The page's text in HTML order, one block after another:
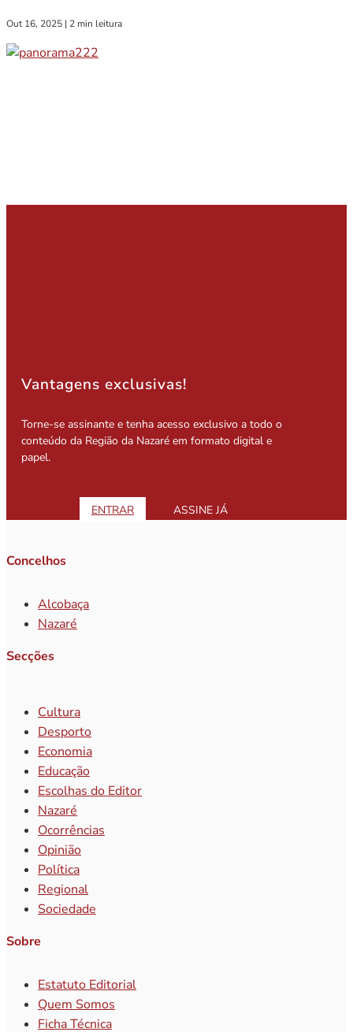
Out 16, 2025 | 2 min leitura
Vantagens exclusivas!
Torne-se assinante e tenha acesso exclusivo a todo o
conteúdo da Região da Nazaré em formato digital e
papel.
ENTRAR ASSINE JÁ
Concelhos
Alcobaça
Nazaré
Secções
Cultura
Desporto
Economia
Educação
Escolhas do Editor
Nazaré
Ocorrências
Opinião
Política
Regional
Sociedade
Sobre
Estatuto Editorial
Quem Somos
Ficha Técnica